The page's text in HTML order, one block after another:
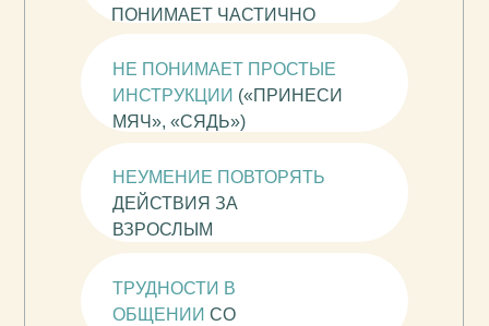
ПОНИМАЕТ ЧАСТИЧНО
НЕ ПОНИМАЕТ ПРОСТЫЕ
ИНСТРУКЦИИ («ПРИНЕСИ
МЯЧ», «СЯДЬ»)
НЕУМЕНИЕ ПОВТОРЯТЬ
ДЕЙСТВИЯ ЗА
ВЗРОСЛЫМ
ТРУДНОСТИ В
ОБЩЕНИИ СО